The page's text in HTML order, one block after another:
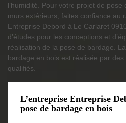
l’humidité. Pour votre projet de
murs extérieurs, faites confiance au
Entreprise Debord à Le Carlaret
d’études pour les conceptions et
réalisation de la pose de bardage.
bardage en bois est réalisée par
qualifiés.
L’entreprise Entreprise
pose de bardage en bois